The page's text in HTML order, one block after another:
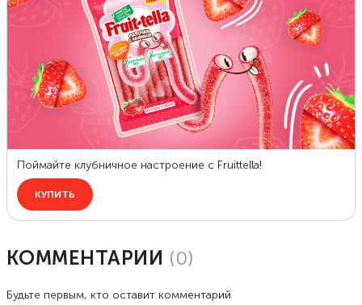
КОММЕНТАРИИ (0)
Будьте первым, кто оставит комментарий